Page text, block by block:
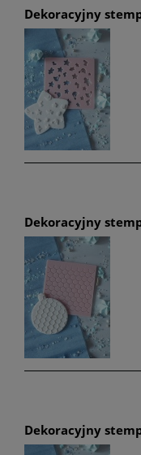
Dekoracyjny
Dekoracyjny
Dekoracyjny